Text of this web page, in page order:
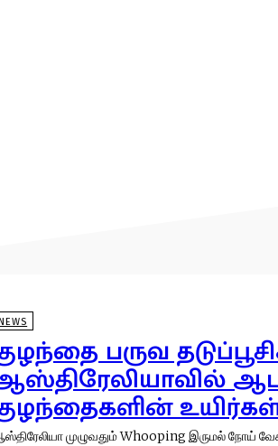
NEWS
பருவ
முழுவதும் Whooping இருமல் நோய்